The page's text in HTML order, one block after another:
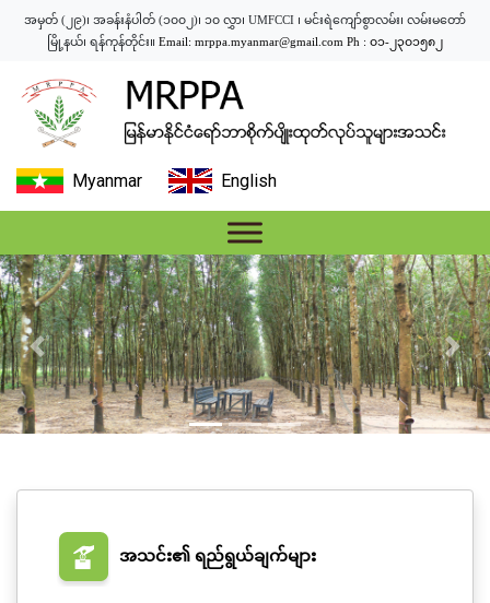
အမှတ် (၂၉)၊ အခန်းနံပါတ် (၁၀၀၂)၊ ၁၀ လွှာ၊ UMFCCI ၊ မင်းရဲကျော်စွာလမ်း၊ လမ်းမတော်
မြို့နယ်၊ ရန်ကုန်တိုင်း။ Email: mrppa.myanmar@gmail.com Ph : ၀၁-၂၃၀၁၅၈၂
Myanmar English
Previous Next
အသင်း၏ ရည်ရွယ်ချက်များ